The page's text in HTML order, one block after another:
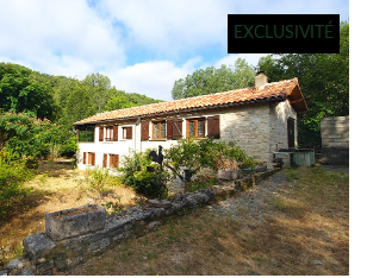
EXCLUSIVITÉ